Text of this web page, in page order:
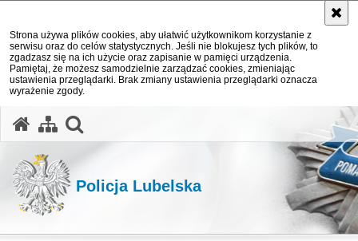
Strona używa plików cookies, aby ułatwić użytkownikom korzystanie z
serwisu oraz do celów statystycznych. Jeśli nie blokujesz tych plików, to
zgadzasz się na ich użycie oraz zapisanie w pamięci urządzenia.
Pamiętaj, że możesz samodzielnie zarządzać cookies, zmieniając
ustawienia przeglądarki. Brak zmiany ustawienia przeglądarki oznacza
wyrażenie zgody.
Policja Lubelska